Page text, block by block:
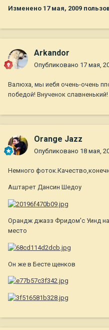
Изменено 17 мая, 2009
Arkandor
Опубликовано 17 мая,
Валюха, мы иебя очень-очень
победой! Внученок
Orange Jazz
Опубликовано 18 мая,
Немного
Аштарет Дансин Шедоу
Орандж джазз Фридом'с Уинд на
место
Он же в Бесте щенков